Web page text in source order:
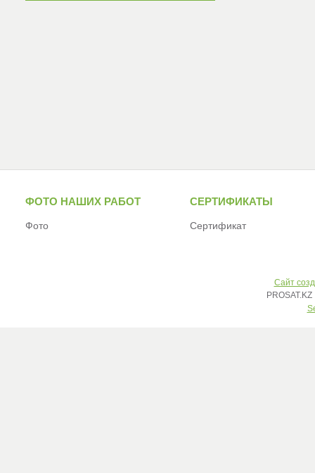
ФОТО НАШИХ РАБОТ
Фото
СЕРТИФИКАТЫ
Сертификат
Сайт